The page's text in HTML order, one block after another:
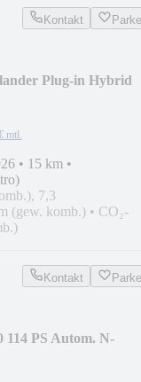
Kontakt
Plug-in Hybrid
mtl.
• 15 km •
7,3
(gew. komb.) • CO₂-
Kontakt
114 PS Autom. N-